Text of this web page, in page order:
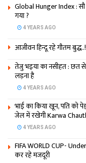
Global Hunger Index :
गया ?
4 YEARS AGO
आजीवन हिन्दू रहे गौतम बुद्ध..!
तेजु भइया का नसीहत : छत
लड़ना है
4 YEARS AGO
भाई का किया खून, पति को
जेल में रखेगी Karwa
4 YEARS AGO
FIFA WORLD CUP-
कर रहे मजदूरी